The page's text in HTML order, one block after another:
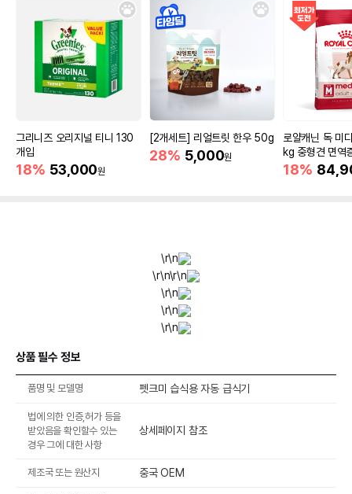
그리니즈 오리지널 티니 130
개입
18% 53,000원
[2개세트] 리얼트릿 한우 50g
28% 5,000원
로얄캐닌 독 미
kg 중형견 면역
18%
\r\n
\r\n\r\n
\r\n
\r\n
\r\n
상품 필수 정보
품명 및 모델명 펫크미 습식용 자동 급식기
법에 의한 인증,허가 등을
받았음을 확인할수 있는
경우 그에 대한 사항
상세페이지 참조
제조국 또는 원산지 중국 OEM